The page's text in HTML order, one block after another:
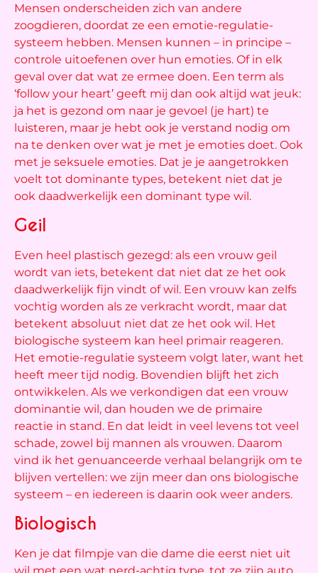
Mensen onderscheiden zich van andere
zoogdieren, doordat ze een emotie-regulatie-
systeem hebben. Mensen kunnen – in principe –
controle uitoefenen over hun emoties. Of in elk
geval over dat wat ze ermee doen. Een term als
‘follow your heart’ geeft mij dan ook altijd wat jeuk:
ja het is gezond om naar je gevoel (je hart) te
luisteren, maar je hebt ook je verstand nodig om
na te denken over wat je met je emoties doet. Ook
met je seksuele emoties. Dat je je aangetrokken
voelt tot dominante types, betekent niet dat je
ook daadwerkelijk een dominant type wil.
Geil
Even heel plastisch gezegd: als een vrouw geil
wordt van iets, betekent dat niet dat ze het ook
daadwerkelijk fijn vindt of wil. Een vrouw kan zelfs
vochtig worden als ze verkracht wordt, maar dat
betekent absoluut niet dat ze het ook wil. Het
biologische systeem kan heel primair reageren.
Het emotie-regulatie systeem volgt later, want het
heeft meer tijd nodig. Bovendien blijft het zich
ontwikkelen. Als we verkondigen dat een vrouw
dominantie wil, dan houden we de primaire
reactie in stand. En dat leidt in veel levens tot veel
schade, zowel bij mannen als vrouwen. Daarom
vind ik het genuanceerde verhaal belangrijk om te
blijven vertellen: we zijn meer dan ons biologische
systeem – en iedereen is daarin ook weer anders.
Biologisch
Ken je dat filmpje van die dame die eerst niet uit